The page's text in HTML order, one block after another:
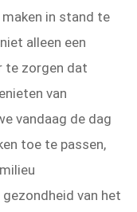
in stand te
alleen een
te zorgen dat
van
vandaag de dag
toe te passen,
van het